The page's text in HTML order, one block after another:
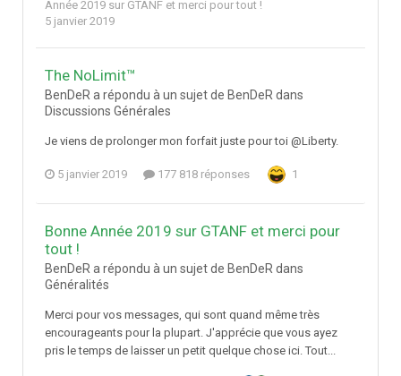
Année 2019 sur GTANF et merci pour tout !
5 janvier 2019
The NoLimit™
BenDeR a répondu à un sujet de BenDeR dans
Discussions Générales
Je viens de prolonger mon forfait juste pour toi @Liberty.
5 janvier 2019 177 818 réponses 1
Bonne Année 2019 sur GTANF et merci pour
tout !
BenDeR a répondu à un sujet de BenDeR dans
Généralités
Merci pour vos messages, qui sont quand même très
encourageants pour la plupart. J'apprécie que vous ayez
pris le temps de laisser un petit quelque chose ici. Tout...